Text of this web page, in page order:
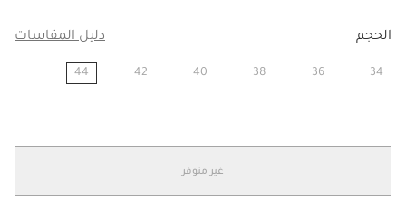
الحجم دليل المقاسات
34
36
38
40
42
44
غير متوفر